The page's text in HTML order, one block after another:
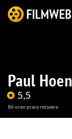
Paul Hoen
5,5
86ocen pracy reżysera